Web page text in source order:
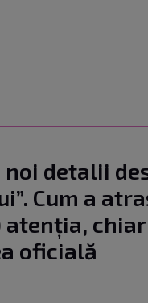
detalii
Cum a
atenția,
oficială